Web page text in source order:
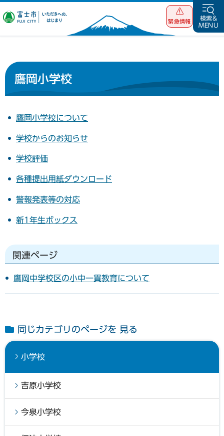
富士市 いただ
緊急情報
検索&
MENU
鷹岡小学校
鷹岡小学校について
学校からのお知らせ
学校評価
各種提出用紙ダウンロード
警報発表等の対応
新1年生ボックス
関連ページ
鷹岡中学校区の小中一貫教育について
同じカテゴリのページを 見る
小学校
吉原小学校
今泉小学校